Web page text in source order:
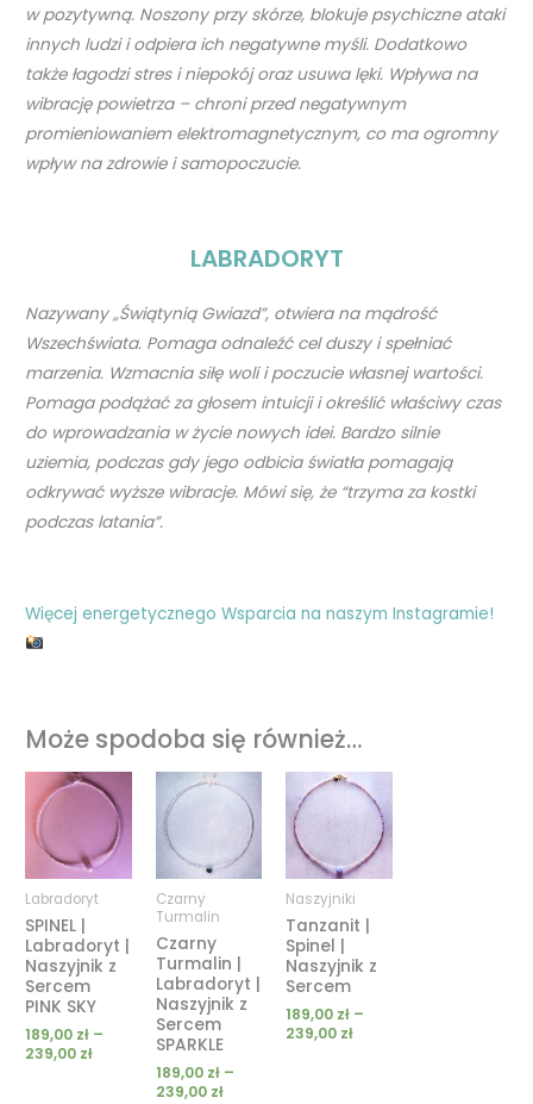
w pozytywną. Noszony przy skórze, blokuje psychiczne ataki
innych ludzi i odpiera ich negatywne myśli. Dodatkowo
także łagodzi stres i niepokój oraz usuwa lęki. Wpływa na
wibrację powietrza – chroni przed negatywnym
promieniowaniem elektromagnetycznym, co ma ogromny
wpływ na zdrowie i samopoczucie.
LABRADORYT
Nazywany „Świątynią Gwiazd”, otwiera na mądrość
Wszechświata. Pomaga odnaleźć cel duszy i spełniać
marzenia. Wzmacnia siłę woli i poczucie własnej wartości.
Pomaga podążać za głosem intuicji i określić właściwy czas
do wprowadzania w życie nowych idei. Bardzo silnie
uziemia, podczas gdy jego odbicia światła pomagają
odkrywać wyższe wibracje. Mówi się, że “trzyma za kostki
podczas latania”.
Więcej energetycznego Wsparcia na naszym Instagramie!
Może spodoba się również…
Labradoryt
SPINEL |
Labradoryt |
Naszyjnik z
Sercem
PINK SKY
189,00 zł –
239,00 zł
Zakres
cen:
189,00 zł
do
239,00 zł
Czarny
Turmalin
Czarny
Turmalin |
Labradoryt |
Naszyjnik z
Sercem
SPARKLE
189,00 zł –
239,00 zł
cen:
189,00 zł
do
239,00 zł
Naszyjniki
Tanzanit |
Spinel |
Naszyjnik z
Sercem
189,00 zł –
239,00 zł
Zakres
cen:
od
189,00 zł
do
239,00 zł